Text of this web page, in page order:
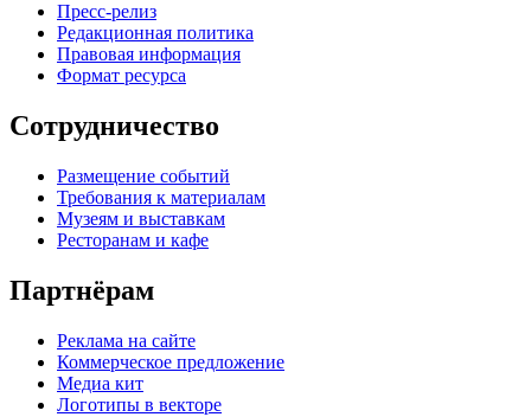
Пресс-релиз
Редакционная политика
Правовая информация
Формат ресурса
Сотрудничество
Размещение событий
Требования к материалам
Музеям и выставкам
Ресторанам и кафе
Партнёрам
Реклама на сайте
Коммерческое предложение
Медиа кит
Логотипы в векторе